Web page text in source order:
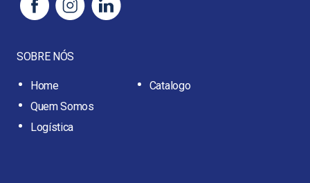
SOBRE NÓS
Home
Quem Somos
Logística
Catalogo